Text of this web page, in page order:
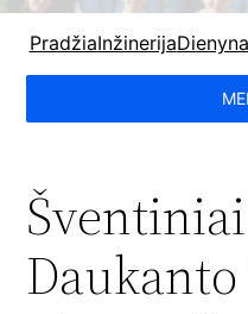
PradžiaInžinerija